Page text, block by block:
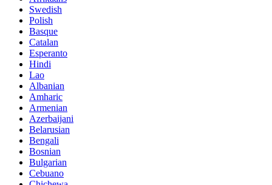
Swedish
Polish
Basque
Catalan
Esperanto
Hindi
Lao
Albanian
Amharic
Armenian
Azerbaijani
Belarusian
Bengali
Bosnian
Bulgarian
Cebuano